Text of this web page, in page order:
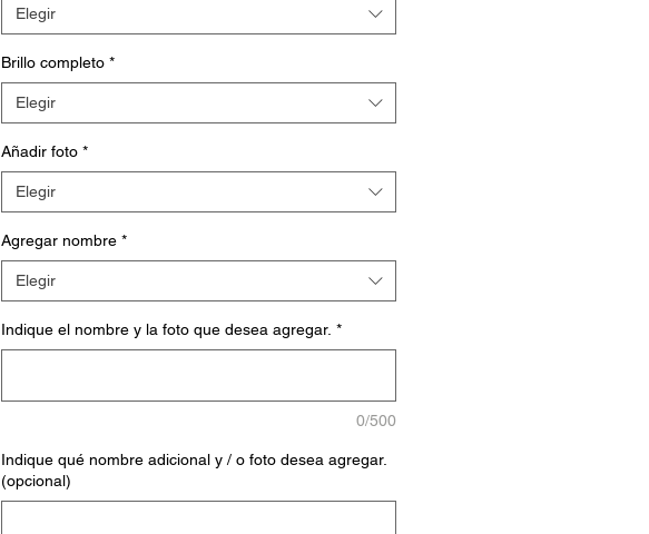
Elegir
Brillo completo *
Elegir
Añadir foto *
Elegir
Agregar nombre *
Elegir
Indique el nombre y la foto que desea agregar. *
0/500
Indique qué nombre adicional y / o foto desea agregar.
(opcional)